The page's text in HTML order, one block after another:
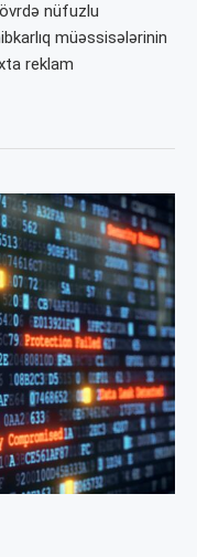
nüfuzlu
müəssisələrinin
reklam